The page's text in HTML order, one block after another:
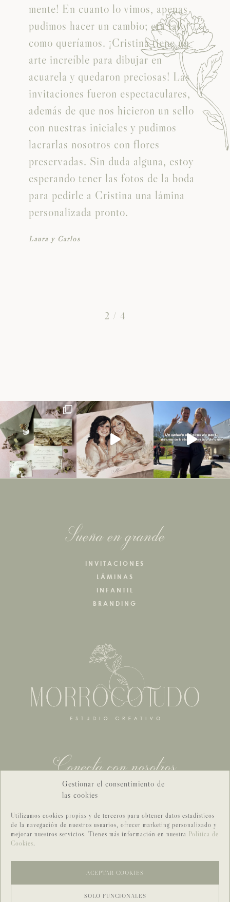
Gestionar el consentimiento de
las cookies
Utilizamos cookies propias y de terceros para obtener datos estadísticos
de la navegación de nuestros usuarios, ofrecer marketing personalizado y
mejorar nuestros servicios. Tienes más información en nuestra
Política de
Cookies.
ACEPTAR COOKIES
SOLO FUNCIONALES
mente! En cuanto lo vimos, apenas
pudimos hacer un cambio; era tal y
como queríamos. ¡Cristina tiene un
arte increíble para dibujar en
acuarela y quedaron preciosas! Las
invitaciones fueron espectaculares,
además de que nos hicieron un sello
con nuestras iniciales y pudimos
lacrarlas nosotros con flores
preservadas. Sin duda alguna, estoy
esperando tener las fotos de la boda
para pedirle a Cristina una lámina
personalizada pronto.
Laura y Carlos
2 / 4
Sueña en grande
INVITACIONES
LÁMINAS
INFANTIL
BRANDING
Conecta con nosotros
CONTACTO GENERAL